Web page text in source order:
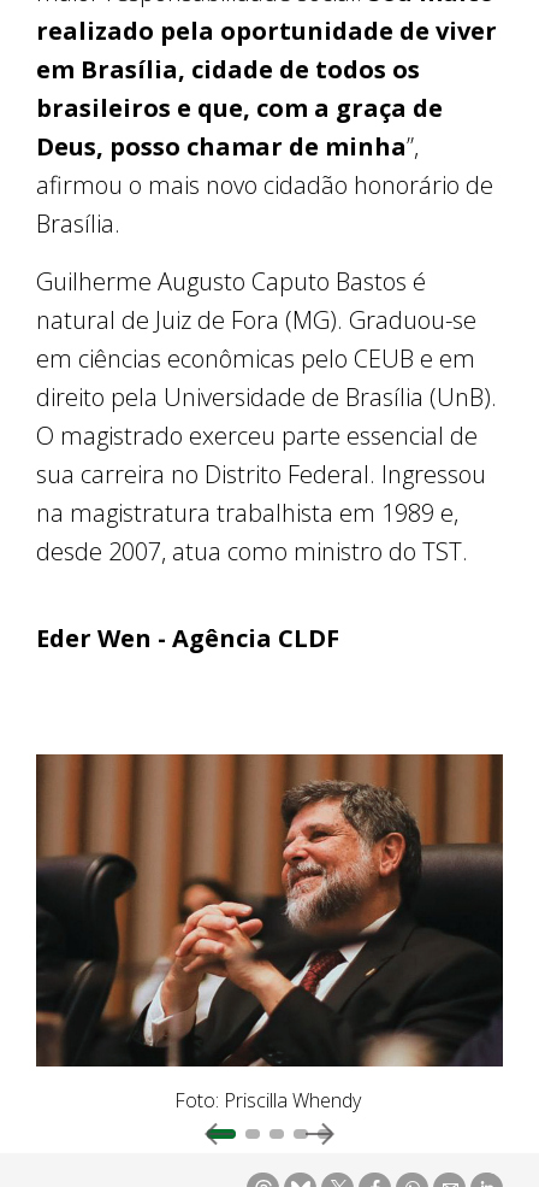
realizado pela oportunidade de viver
em Brasília, cidade de todos os
brasileiros e que, com a graça de
Deus, posso chamar de minha”,
afirmou o mais novo cidadão honorário de
Brasília.
Guilherme Augusto Caputo Bastos é
natural de Juiz de Fora (MG). Graduou-se
em ciências econômicas pelo CEUB e em
direito pela Universidade de Brasília (UnB).
O magistrado exerceu parte essencial de
sua carreira no Distrito Federal. Ingressou
na magistratura trabalhista em 1989 e,
desde 2007, atua como ministro do TST.
Eder Wen - Agência CLDF
Foto: Priscilla Whendy